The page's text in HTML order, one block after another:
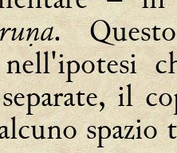
.
nell'ipotesi
il